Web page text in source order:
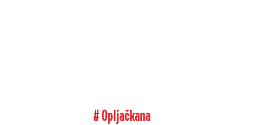
# Opljačkana